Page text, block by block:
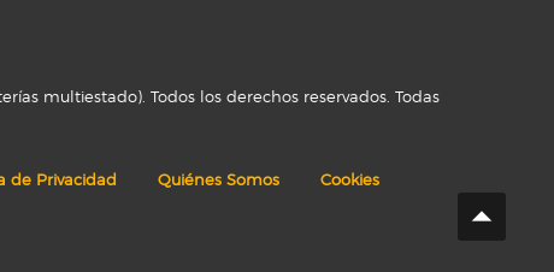
multiestado). Todos los derechos reservados. Todas
de Privacidad Quiénes Somos Cookies